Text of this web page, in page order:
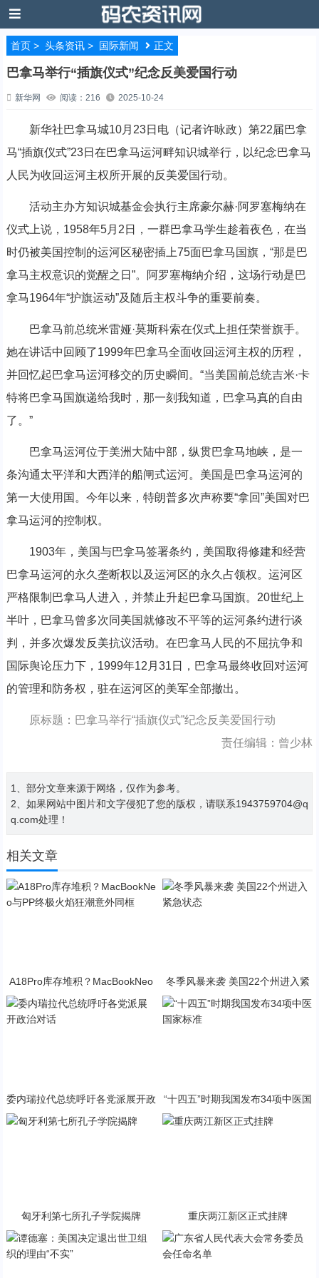
首页> 头条资讯> 国际新闻 正文
巴拿马举行“插旗仪式”纪念反美爱国行动
新华网 阅读：216 2025-10-24
新华社巴拿马城10月23日电（记者许咏政）第22届巴拿
马“插旗仪式”23日在巴拿马运河畔知识城举行，以纪念巴拿马
人民为收回运河主权所开展的反美爱国行动。
活动主办方知识城基金会执行主席豪尔赫·阿罗塞梅纳在
仪式上说，1958年5月2日，一群巴拿马学生趁着夜色，在当
时仍被美国控制的运河区秘密插上75面巴拿马国旗，“那是巴
拿马主权意识的觉醒之日”。阿罗塞梅纳介绍，这场行动是巴
拿马1964年“护旗运动”及随后主权斗争的重要前奏。
巴拿马前总统米雷娅·莫斯科索在仪式上担任荣誉旗手。
她在讲话中回顾了1999年巴拿马全面收回运河主权的历程，
并回忆起巴拿马运河移交的历史瞬间。“当美国前总统吉米·卡
特将巴拿马国旗递给我时，那一刻我知道，巴拿马真的自由
了。”
巴拿马运河位于美洲大陆中部，纵贯巴拿马地峡，是一
条沟通太平洋和大西洋的船闸式运河。美国是巴拿马运河的
第一大使用国。今年以来，特朗普多次声称要“拿回”美国对巴
拿马运河的控制权。
1903年，美国与巴拿马签署条约，美国取得修建和经营
巴拿马运河的永久垄断权以及运河区的永久占领权。运河区
严格限制巴拿马人进入，并禁止升起巴拿马国旗。20世纪上
半叶，巴拿马曾多次同美国就修改不平等的运河条约进行谈
判，并多次爆发反美抗议活动。在巴拿马人民的不屈抗争和
国际舆论压力下，1999年12月31日，巴拿马最终收回对运河
的管理和防务权，驻在运河区的美军全部撤出。
原标题：巴拿马举行“插旗仪式”纪念反美爱国行动
责任编辑：曾少林
1、部分文章来源于网络，仅作为参考。
2、如果网站中图片和文字侵犯了您的版权，请联系1943759704@q
q.com处理！
相关文章
A18Pro库存堆积？MacBookNeo
与PP终极火焰狂潮意外同框
冬季风暴来袭 美国22个州进入紧
急状态
委内瑞拉代总统呼吁各党派展开政
“十四五”时期我国发布34项中医国
匈牙利第七所孔子学院揭牌 重庆两江新区正式挂牌